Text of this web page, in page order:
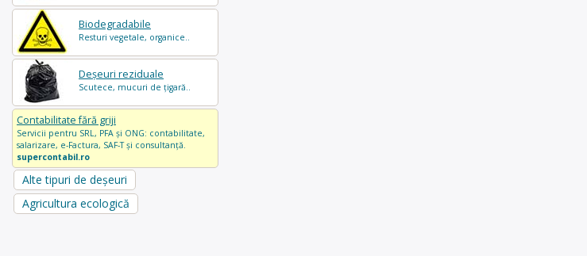
Biodegradabile
Resturi vegetale, organice..
Deșeuri reziduale
Scutece, mucuri de țigară..
Contabilitate fără griji
Servicii pentru SRL, PFA și ONG: contabilitate,
salarizare, e-Factura, SAF-T și consultanță.
supercontabil.ro
Alte tipuri de deșeuri
Agricultura ecologică